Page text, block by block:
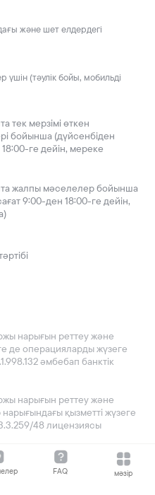
және шет елдердегі
(тәулік бойы, мобильді
тек мерзімі өткен
бойынша (дүйсенбіден
ге дейін, мереке
жалпы мәселелер бойынша
9:00-ден 18:00-ге дейін,
нарығын реттеу және
де операцияларды жүзеге
әмбебап банктік
нарығын реттеу және
нарығындағы қызметті жүзеге
48 лицензиясы
FAQ мәзір